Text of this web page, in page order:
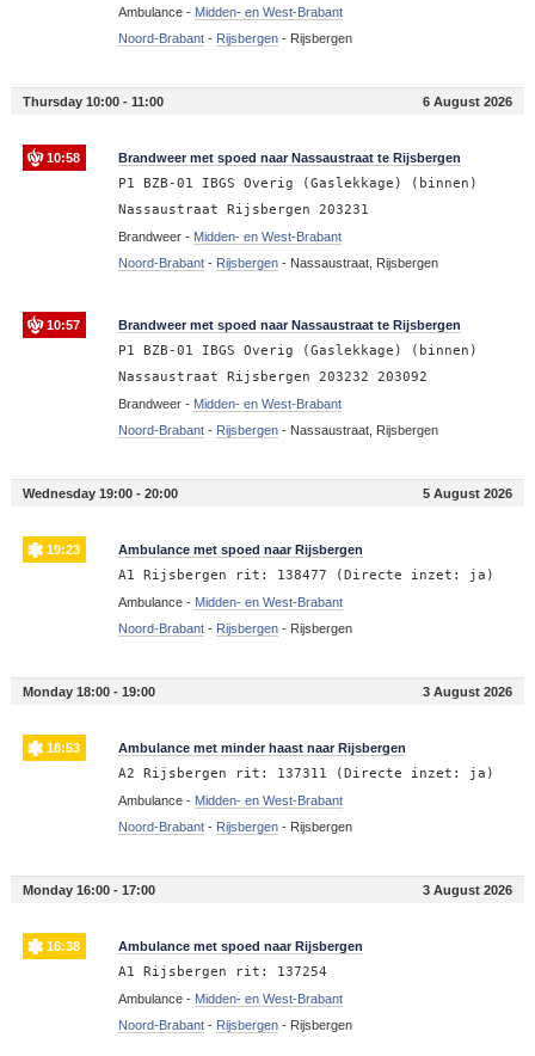
Ambulance - Midden- en West-Brabant
Noord-Brabant- Rijsbergen- Rijsbergen
Thursday 10:00 - 11:00 6 August 2026
10:58 Brandweer met spoed naar Nassaustraat te Rijsbergen
P1 BZB-01 IBGS Overig (Gaslekkage) (binnen)
Nassaustraat Rijsbergen 203231
Brandweer - Midden- en West-Brabant
Noord-Brabant- Rijsbergen- Nassaustraat, Rijsbergen
10:57 Brandweer met spoed naar Nassaustraat te Rijsbergen
P1 BZB-01 IBGS Overig (Gaslekkage) (binnen)
Nassaustraat Rijsbergen 203232 203092
Brandweer - Midden- en West-Brabant
Noord-Brabant- Rijsbergen- Nassaustraat, Rijsbergen
Wednesday 19:00 - 20:00 5 August 2026
19:23 Ambulance met spoed naar Rijsbergen
A1 Rijsbergen rit: 138477 (Directe inzet: ja)
Ambulance - Midden- en West-Brabant
Noord-Brabant- Rijsbergen- Rijsbergen
Monday 18:00 - 19:00 3 August 2026
18:53 Ambulance met minder haast naar Rijsbergen
A2 Rijsbergen rit: 137311 (Directe inzet: ja)
Ambulance - Midden- en West-Brabant
Noord-Brabant- Rijsbergen- Rijsbergen
Monday 16:00 - 17:00 3 August 2026
16:38 Ambulance met spoed naar Rijsbergen
A1 Rijsbergen rit: 137254
Ambulance - Midden- en West-Brabant
Noord-Brabant- Rijsbergen- Rijsbergen